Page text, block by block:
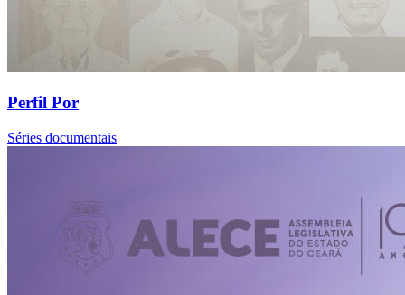
Perfil Por
Séries documentais